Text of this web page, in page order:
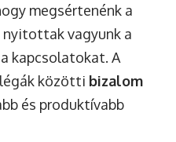
megsértenénk a
nyitottak vagyunk a
kapcsolatokat. A
közötti bizalom
és produktívabb